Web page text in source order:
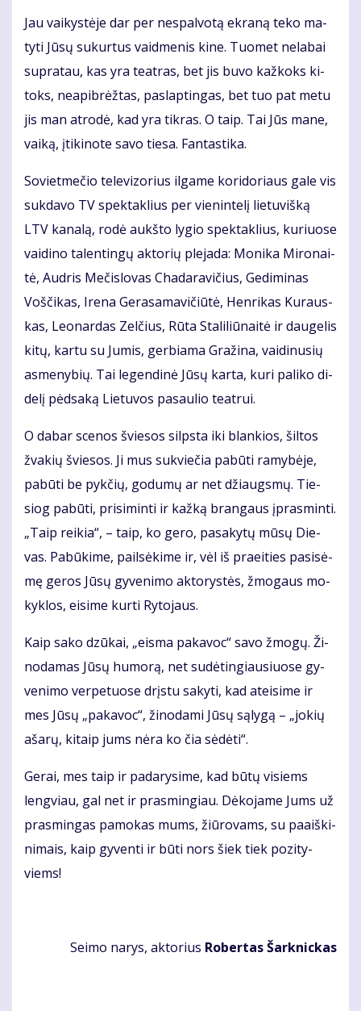
Jau vai­kys­tė­je dar per ne­spal­vo­tą ek­ra­ną te­ko ma­
ty­ti Jū­sų su­kur­tus vaid­me­nis ki­ne. Tuo­met ne­la­bai
su­pra­tau, kas yra te­at­ras, bet jis bu­vo kaž­koks ki­
toks, ne­apib­rėž­tas, pa­slap­tin­gas, bet tuo pat me­tu
jis man at­ro­dė, kad yra tik­ras. O taip. Tai Jūs ma­ne,
vai­ką, įti­ki­no­te sa­vo tie­sa. Fan­tas­ti­ka.
So­viet­me­čio te­le­vi­zo­rius il­ga­me ko­ri­do­riaus ga­le vis
suk­da­vo TV spek­tak­lius per vie­nin­te­lį lie­tu­viš­ką
LTV ka­na­lą, ro­dė aukš­to ly­gio spek­tak­lius, ku­riuo­se
vai­di­no ta­len­tin­gų ak­to­rių ple­ja­da: Mo­ni­ka Mi­ro­nai­
tė, Aud­ris Me­čis­lo­vas Cha­da­ra­vi­čius, Ge­di­mi­nas
Voš­či­kas, Ire­na Ge­ra­sa­ma­vi­čiū­tė, Hen­ri­kas Ku­raus­
kas, Le­o­nar­das Zel­čius, Rū­ta Sta­li­liū­nai­tė ir dau­ge­lis
ki­tų, kar­tu su Ju­mis, ger­bia­ma Gra­ži­na, vai­di­nu­sių
as­me­ny­bių. Tai le­gen­di­nė Jū­sų kar­ta, ku­ri pa­li­ko di­
de­lį pėd­sa­ką Lie­tu­vos pa­sau­lio te­at­rui.
O da­bar sce­nos švie­sos silps­ta iki blan­kios, šil­tos
žva­kių švie­sos. Ji mus su­kvie­čia pa­bū­ti ra­my­bė­je,
pa­bū­ti be pyk­čių, go­du­mų ar net džiaugs­mų. Tie­
siog pa­bū­ti, pri­si­min­ti ir kaž­ką bran­gaus įpras­min­ti.
„Taip rei­kia“, – taip, ko ge­ro, pa­sa­ky­tų mū­sų Die­
vas. Pa­bū­ki­me, pail­sė­ki­me ir, vėl iš pra­ei­ties pa­si­sė­
mę ge­ros Jū­sų gy­ve­ni­mo ak­to­rys­tės, žmo­gaus mo­
kyk­los, ei­si­me kur­ti Ry­to­jaus.
Kaip sa­ko dzū­kai, „eis­ma pa­ka­voc“ sa­vo žmo­gų. Ži­
no­da­mas Jū­sų hu­mo­rą, net su­dė­tin­giau­siuo­se gy­
ve­ni­mo ver­pe­tuo­se drįs­tu sa­ky­ti, kad at­ei­si­me ir
mes Jū­sų „pa­ka­voc“, ži­no­da­mi Jū­sų są­ly­gą – „jo­kių
aša­rų, ki­taip jums nė­ra ko čia sė­dė­ti“.
Ge­rai, mes taip ir pa­da­ry­si­me, kad bū­tų vi­siems
leng­viau, gal net ir pra­smin­giau. Dė­ko­ja­me Jums už
pra­smin­gas pa­mo­kas mums, žiū­ro­vams, su pa­aiš­ki­
ni­mais, kaip gy­ven­ti ir bū­ti nors šiek tiek po­zi­ty­
viems!
Sei­mo na­rys, ak­to­rius Ro­ber­tas Šar­knic­kas